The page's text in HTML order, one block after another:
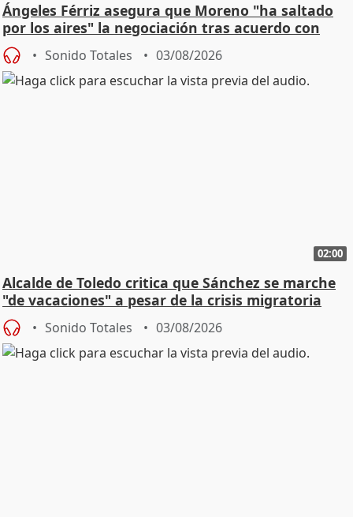
Ángeles Férriz asegura que Moreno "ha saltado
por los aires" la negociación tras acuerdo con
SMA
Sonido Totales 03/08/2026
02:00
Alcalde de Toledo critica que Sánchez se marche
"de vacaciones" a pesar de la crisis migratoria
Sonido Totales 03/08/2026